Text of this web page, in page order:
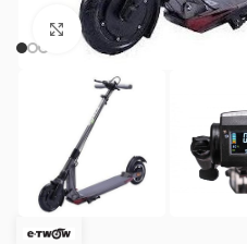
Cliquez pour agrandir.